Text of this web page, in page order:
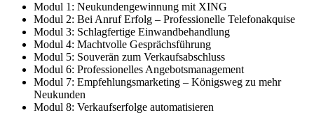
Modul 1: Neukundengewinnung mit XING
Modul 2: Bei Anruf Erfolg – Professionelle Telefonakquise
Modul 3: Schlagfertige Einwandbehandlung
Modul 4: Machtvolle Gesprächsführung
Modul 5: Souverän zum Verkaufsabschluss
Modul 6: Professionelles Angebotsmanagement
Modul 7: Empfehlungsmarketing – Königsweg zu mehr
Neukunden
Modul 8: Verkaufserfolge automatisieren